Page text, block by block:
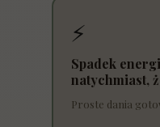
⚡
Spadek
natychmiast,
Proste dania